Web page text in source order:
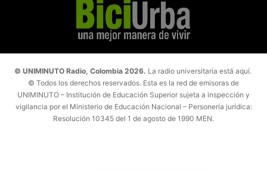
© UNIMINUTO Radio, Colombia 2026. La radio universitaria está aquí.
© Todos los derechos reservados. Esta es la red de emisoras de
UNIMINUTO – Institución de Educación Superior sujeta a inspección y
vigilancia por el Ministerio de Educación Nacional – Personería jurídica:
Resolución 10345 del 1 de agosto de 1990 MEN.